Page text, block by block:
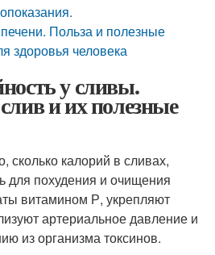
Польза и полезные
здоровья человека
у сливы.
и их полезные
сколько калорий в сливах,
для похудения и очищения
витамином Р, укрепляют
артериальное давление и
из организма токсинов.